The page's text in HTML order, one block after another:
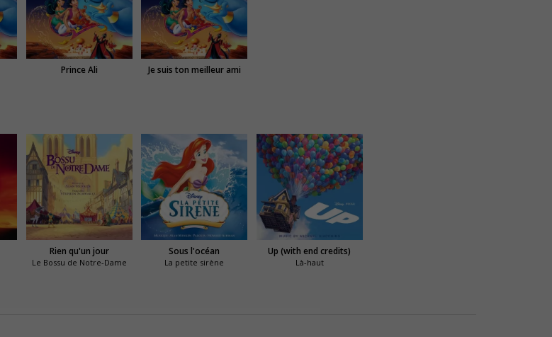
Prince Ali Je suis ton meilleur ami
Rien qu'un jour
Le Bossu de Notre-Dame
Sous l'océan
La petite sirène
Up (with end credits)
Là-haut